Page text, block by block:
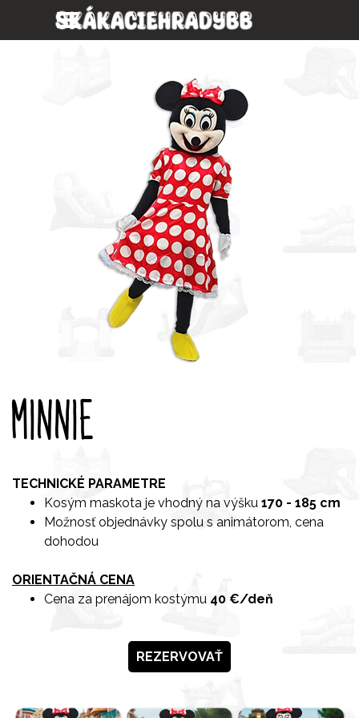
MINNIE
TECHNICKÉ PARAMETRE
Kosým maskota je vhodný na výšku 170 - 185 cm
Možnosť objednávky spolu s animátorom, cena
dohodou
ORIENTAČNÁ CENA
Cena za prenájom kostýmu 40 €/deň
REZERVOVAŤ